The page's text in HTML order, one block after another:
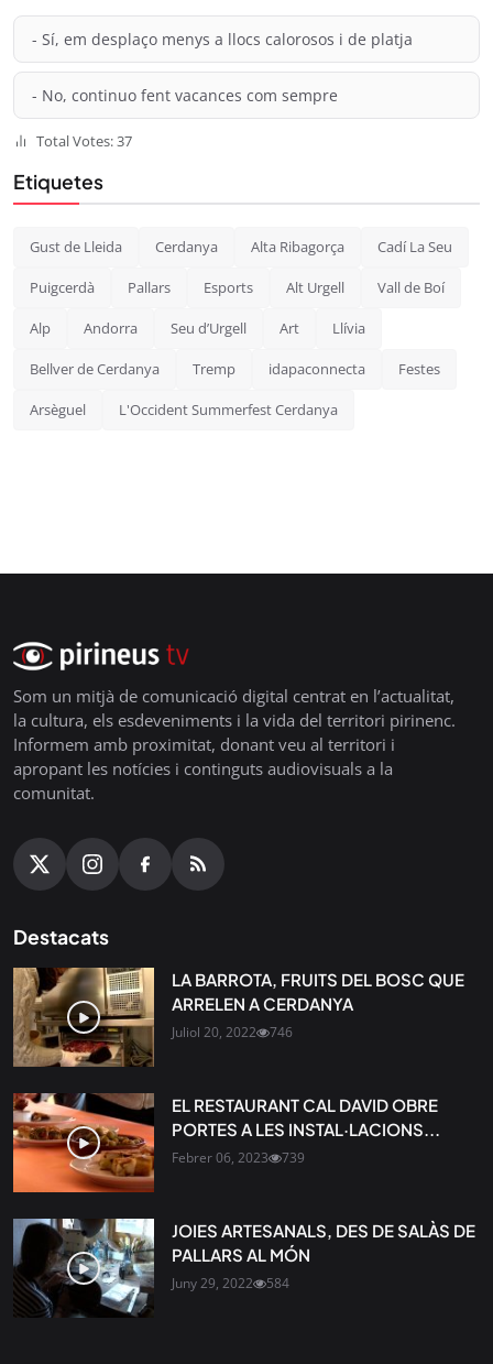
- Sí, em desplaço menys a llocs calorosos i de platja
- No, continuo fent vacances com sempre
Total Votes: 37
Etiquetes
Gust de Lleida Cerdanya Alta Ribagorça Cadí La Seu
Puigcerdà Pallars Esports Alt Urgell Vall de Boí
Alp Andorra Seu d’Urgell Art Llívia
Bellver de Cerdanya Tremp idapaconnecta Festes
Arsèguel L'Occident Summerfest Cerdanya
Som un mitjà de comunicació digital centrat en l’actualitat,
la cultura, els esdeveniments i la vida del territori pirinenc.
Informem amb proximitat, donant veu al territori i
apropant les notícies i continguts audiovisuals a la
comunitat.
Destacats
LA BARROTA, FRUITS DEL BOSC QUE
ARRELEN A CERDANYA
Juliol 20, 2022 746
EL RESTAURANT CAL DAVID OBRE
PORTES A LES INSTAL·LACIONS...
Febrer 06, 2023 739
JOIES ARTESANALS, DES DE SALÀS DE
PALLARS AL MÓN
Juny 29, 2022 584